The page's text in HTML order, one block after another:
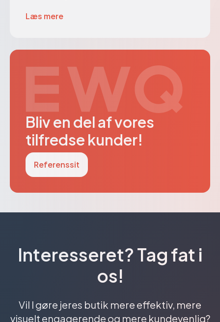
Læs mere
Bliv en del af vores
tilfredse kunder!
Referenssit
Interesseret? Tag fat i
os!
Vil I gøre jeres butik mere effektiv, mere
visuelt engagerende og mere kundevenlig?